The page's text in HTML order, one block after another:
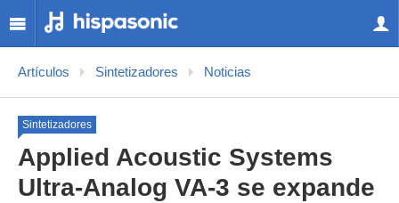
Artículos Sintetizadores Noticias
Sintetizadores
Applied Acoustic Systems
Ultra-Analog VA-3 se expande